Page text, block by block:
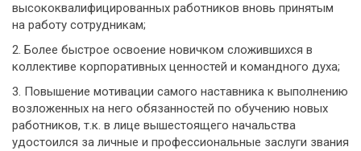
высококвалифицированных работников вновь принятым
на работу сотрудникам;
2. Более быстрое освоение новичком сложившихся в
коллективе корпоративных ценностей и командного духа;
3. Повышение мотивации самого наставника к выполнению
возложенных на него обязанностей по обучению новых
работников, т.к. в лице вышестоящего начальства
удостоился за личные и профессиональные заслуги звания